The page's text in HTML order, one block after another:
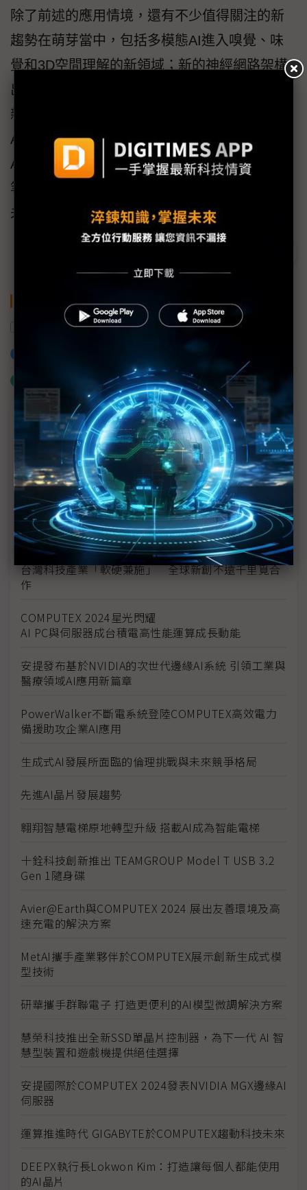
除了前述的應用情境，還有不少值得關注的新
趨勢在萌芽當中，包括多模態AI進入嗅覺、味
覺和3D空間理解的新領域；新的神經網路架構
出現（例如Mamba）；穿戴式智能設備的革
新；支援多元任務、人機協作的AI代理（AI
Agent）；便宜易用的小型開源模型崛起；因應
AI基礎設施沉重能耗而發展的新能源技術……
等，充分顯示生成式AI迅猛發展的態勢，展望
未來，商機無限。
聊天機器人 ChatGPT AI 生成式AI
什麼是「關鍵字追蹤」
商情專輯－COMPUTEX 2024
NXP攜手系夥伴打造Brighter Together願景 探索與AI
共存未來生活商機
COMPUTEX 2024圓滿落幕 躍升為全球AI科技核心
上榜NVIDIA台廠供應鏈 IPC點亮邊緣AI商機
台灣科技產業「軟硬兼施」 全球新創不遠千里覓合
作
COMPUTEX 2024星光閃耀
AI PC與伺服器成台積電高性能運算成長動能
安提發布基於NVIDIA的次世代邊緣AI系統 引領工業與
醫療領域AI應用新篇章
PowerWalker不斷電系統登陸COMPUTEX高效電力
備援助攻企業AI應用
生成式AI發展所面臨的倫理挑戰與未來競爭格局
先進AI晶片發展趨勢
翱翔智慧電梯原地轉型升級 搭載AI成為智能電梯
十銓科技創新推出 TEAMGROUP Model T USB 3.2
Gen 1隨身碟
Avier@Earth與COMPUTEX 2024 展出友善環境及高
速充電的解決方案
MetAI攜手產業夥伴於COMPUTEX展示創新生成式模
型技術
研華攜手群聯電子 打造更便利的AI模型微調解決方案
慧榮科技推出全新SSD單晶片控制器，為下一代 AI 智
慧型裝置和遊戲機提供絕佳選擇
安提國際於COMPUTEX 2024發表NVIDIA MGX邊緣AI
伺服器
運算推進時代 GIGABYTE於COMPUTEX趨動科技未來
DEEPX執行長Lokwon Kim：打造讓每個人都能使用
的AI晶片